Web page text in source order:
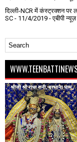
दिल्ली-NCR में कंस्ट्रक्शन पर
SC - 11/4/2019 - एबीपी न्यूज़